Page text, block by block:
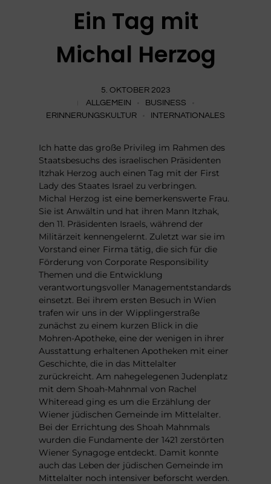
Ein Tag mit
Michal Herzog
5. OKTOBER 2023
ALLGEMEIN
BUSINESS
ERINNERUNGSKULTUR
INTERNATIONALES
Ich hatte das große Privileg im Rahmen des
Staatsbesuchs des israelischen Präsidenten
Itzhak Herzog auch einen Tag mit der First
Lady des Staates Israel zu verbringen.
Michal Herzog ist eine bemerkenswerte Frau.
Sie ist Anwältin und hat ihren Mann Itzhak,
den 11. Präsidenten Israels, während der
Militärzeit kennengelernt. Zuletzt war sie im
Vorstand einer Firma tätig, die sich für die
Förderung von Corporate Responsibility
Themen und die Entwicklung
verantwortungsvoller Managementstandards
einsetzt. Bei ihrem ersten Besuch in Wien
trafen wir uns in der Wipplingerstraße
zunächst zu einem kurzen Blick in die
Mohren-Apotheke, eine der wenigen in ihrer
Ausstattung erhaltenen Apotheken mit einer
Geschichte, die in das Mittelalter
zurückreicht. Am nahegelegenen Judenplatz
mit dem Shoah-Mahnmal von Rachel
Whiteread ging es um die Erzählung der
Wiener jüdischen Gemeinde im Mittelalter.
Bei der Errichtung des Shoah Mahnmals
wurden die Fundamente der 1421 zerstörten
Wiener Synagoge entdeckt. Damit konnte
auch das Leben der jüdischen Gemeinde im
Mittelalter noch intensiver beforscht werden.